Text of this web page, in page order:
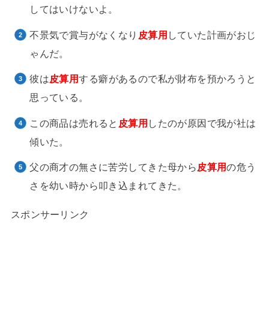
してはいけないよ。
不景気で賞与がなくなり 皮算用 していた計画がおじ
ゃんだ。
彼は皮算用する癖があるので私が財布を預かろうと
思っている。
この商品は売れると 皮算用 したのが原因で我が社は
傾いた。
父の商才の無さに苦労してきた母から 皮算用の危う
さを幼い時から叩き込まれてきた。
スポンサーリンク